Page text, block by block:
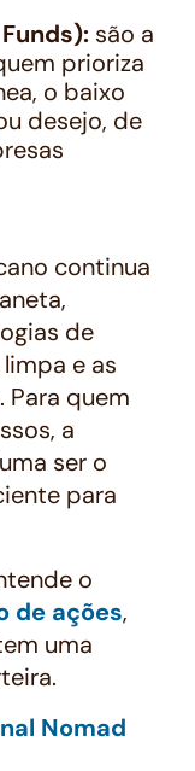
são a
prioriza
o baixo
desejo, de
continua
de
e as
Para quem
a
ser o
para
o
de ações,
uma